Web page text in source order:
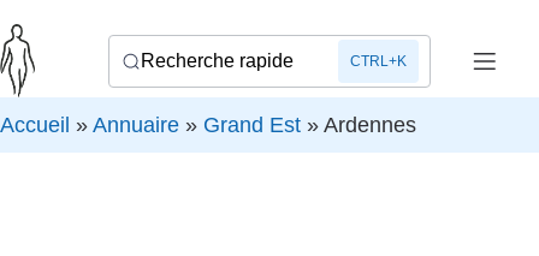
Recherche rapide CTRL+K
Accueil » Annuaire » Grand Est » Ardennes